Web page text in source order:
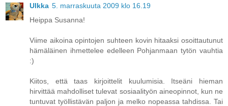
Ulkka 5. marraskuuta 2009 klo 16.19
Heippa Susanna!
Viime aikoina opintojen suhteen kovin hitaaksi osoittautunut
hämäläinen ihmettelee edelleen Pohjanmaan tytön vauhtia
:)
Kiitos, että taas kirjoittelit kuulumisia. Itseäni hieman
hirvittää mahdolliset tulevat sosiaalityön aineopinnot, kun ne
tuntuvat työllistävän paljon ja melko nopeassa tahdissa. Tai